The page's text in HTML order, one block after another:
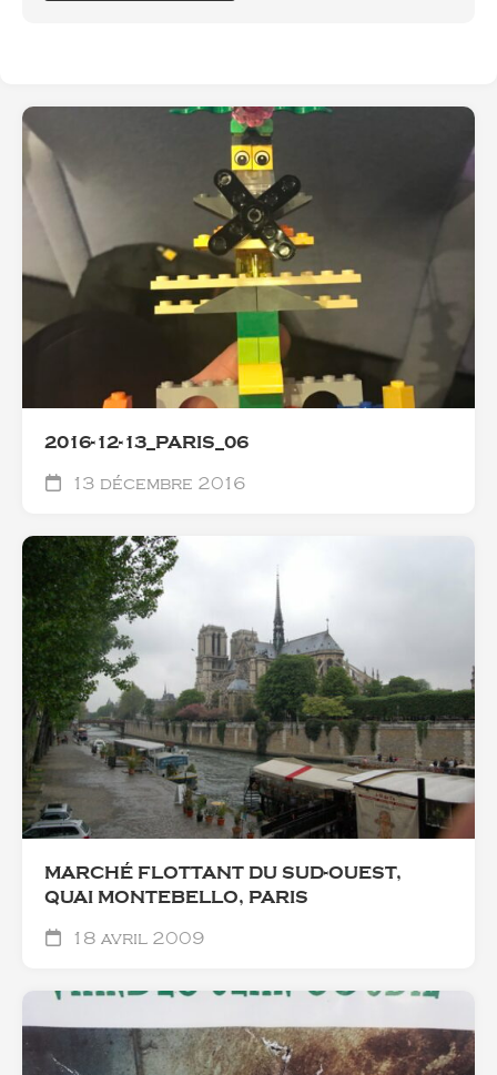
2016-12-13_PARIS_06
13 décembre 2016
MARCHÉ FLOTTANT DU SUD-OUEST,
QUAI MONTEBELLO, PARIS
18 avril 2009